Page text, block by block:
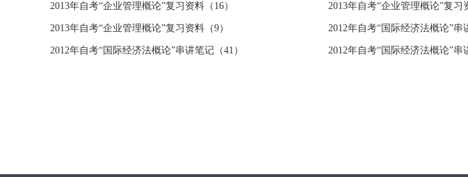
2013年自考“企业管理概论”复习资料（16） 2013年自考“企业管理概论”复习
2013年自考“企业管理概论”复习资料（9） 2012年自考“国际经济法概论”串
2012年自考“国际经济法概论”串讲笔记（41） 2012年自考“国际经济法概论”串